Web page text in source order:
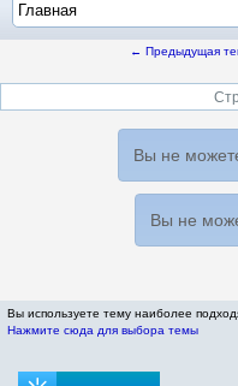
← Предыдущая
Вы не
Вы не
Вы используете тему наиболее
Нажмите сюда для выбора темы